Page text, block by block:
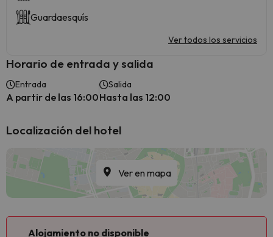
Guardaesquís
Ver todos los servicios
Horario de entrada y salida
Entrada
A partir de las 16:00
Salida
Hasta las 12:00
Localización del hotel
Ver en mapa
Alojamiento no disponible